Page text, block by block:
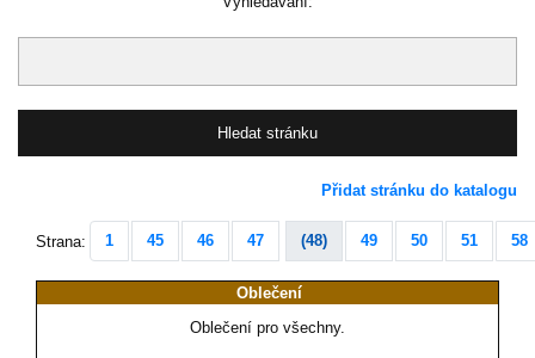
Přidat stránku do katalogu
Strana: 1 45 46 47 (48) 49 50 51 58
Oblečení
Oblečení pro všechny.